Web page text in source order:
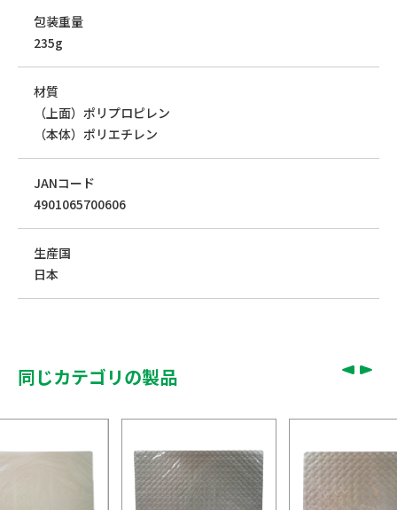
包装重量
235g
材質
（上面）ポリプロピレン
（本体）ポリエチレン
JANコード
4901065700606
生産国
日本
同じカテゴリの製品